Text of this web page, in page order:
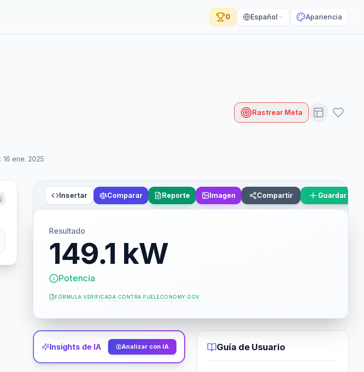
0 Español Apariencia
Rastrear Meta
: 16 ene. 2025
Insertar Comparar Reporte Imagen Compartir Guardar
Resultado
149.1 kW
Potencia
FÓRMULA VERIFICADA CONTRA FUELECONOMY.GOV
Insights de IA Analizar con IA Guía de Usuario